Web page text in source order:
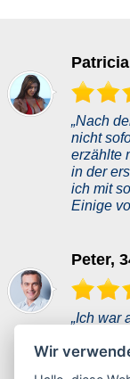
„Nach
nicht
erzählte
in der
ich mit
Einige
„Ich war
Peter,
Wir